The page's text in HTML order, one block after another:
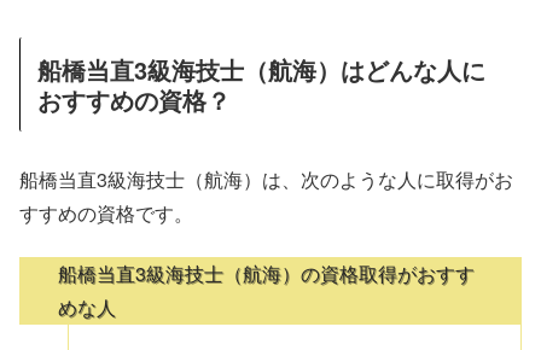
船橋当直3級海技士（航海）はどんな人に
おすすめの資格？
船橋当直3級海技士（航海）は、次のような人に取得がお
すすめの資格です。
船橋当直3級海技士（航海）の資格取得がおすす
めな人